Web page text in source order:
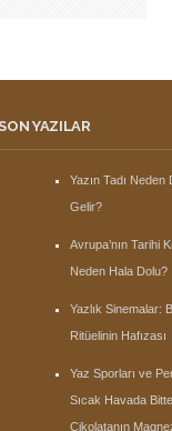
YAZILAR
Yazın Tadı Neden
Gelir?
Avrupa’nın Tarihi
Neden Hala Dolu?
Yazlık Sinemalar:
Ritüelinin Hafızası
Yaz Sporları ve
Sıcak Havada
Çikolatanın